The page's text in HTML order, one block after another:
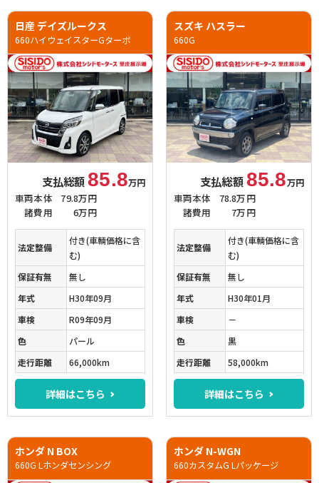
日産 デイズルークス
660ハイウェイスターGターボ
支払総額 85.8万円
車両本体
79.8万円
諸費用
6万円
法定整備
付き(車輌価格に含
む)
保証有無
無し
年式
H30年09月
車検
R09年09月
色
パール
走行距離
66,000km
詳細はこちら
スズキ ハスラー
660G
支払総額 85.8万円
車両本体
78.8万円
諸費用
7万円
法定整備
付き(車輌価格に含
む)
保証有無
無し
年式
H30年01月
車検
－
色
黒
走行距離
58,000km
詳細はこちら
ホンダ N BOX
660G Lホンダセンシング
ホンダ N-WGN
660カスタムG Lパッケージ